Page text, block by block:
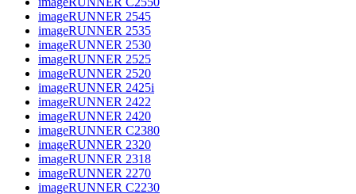
imageRUNNER 2545
imageRUNNER 2535
imageRUNNER 2530
imageRUNNER 2525
imageRUNNER 2520
imageRUNNER 2425i
imageRUNNER 2422
imageRUNNER 2420
imageRUNNER C2380
imageRUNNER 2320
imageRUNNER 2318
imageRUNNER 2270
imageRUNNER C2230